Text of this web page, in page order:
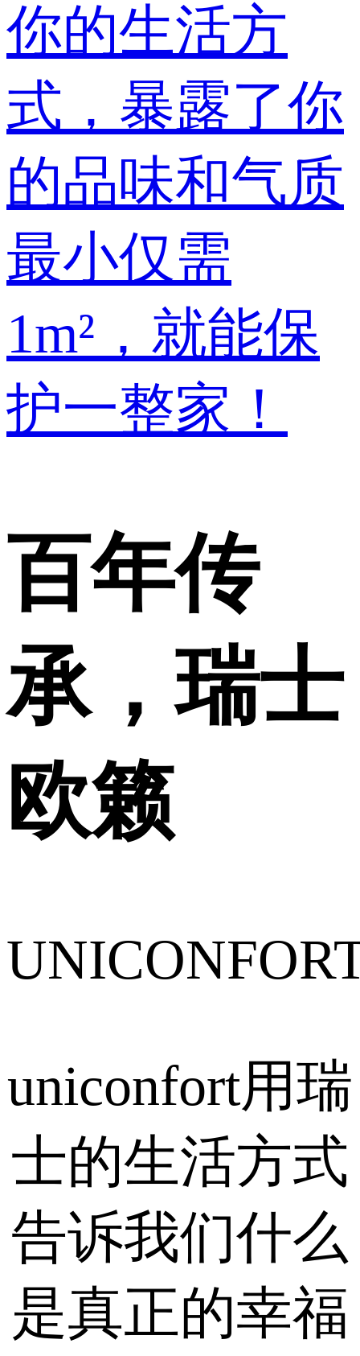
你的生活方
式，暴露了你
的品味和气质
最小仅需
1m²，就能保
护一整家！
百年传
承，瑞士
欧籁
uniconfort用瑞
士的生活方式
告诉我们什么
是真正的幸福